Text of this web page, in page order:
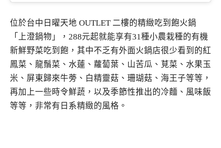
位於台中日曜天地 OUTLET 二樓的精緻吃到飽火鍋
「上澄鍋物」，288元起就能享有31種小農栽種的有機
新鮮野菜吃到飽，其中不乏有外面火鍋店很少看到的紅
鳳菜、龍鬚菜、水蓮、蘿蔔葉、山苦瓜、莧菜、水果玉
米、屏東歸來牛蒡、白精靈菇、珊瑚菇、海王子等等，
再加上一些時令鮮蔬，以及季節性推出的冷麵、風味飯
等等，非常有日系精緻的風格。